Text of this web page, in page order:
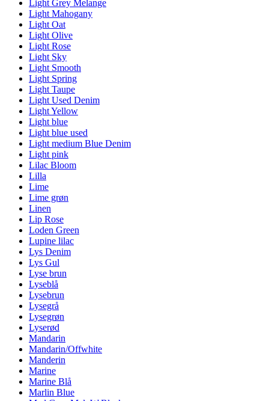
Light Grey Melange
Light Mahogany
Light Oat
Light Olive
Light Rose
Light Sky
Light Smooth
Light Spring
Light Taupe
Light Used Denim
Light Yellow
Light blue
Light blue used
Light medium Blue Denim
Light pink
Lilac Bloom
Lilla
Lime
Lime grøn
Linen
Lip Rose
Loden Green
Lupine lilac
Lys Denim
Lys Gul
Lyse brun
Lyseblå
Lysebrun
Lysegrå
Lysegrøn
Lyserød
Mandarin
Mandarin/Offwhite
Manderin
Marine
Marine Blå
Marlin Blue